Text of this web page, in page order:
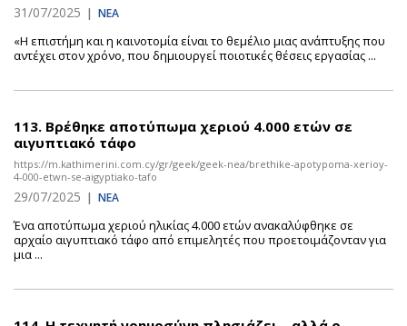
31/07/2025 | ΝΕΑ
«Η επιστήμη και η καινοτομία είναι το θεμέλιο μιας ανάπτυξης που
αντέχει στον χρόνο, που δημιουργεί ποιοτικές θέσεις εργασίας ...
113. Βρέθηκε αποτύπωμα χεριού 4.000 ετών σε
αιγυπτιακό τάφο
https://m.kathimerini.com.cy/gr/geek/geek-nea/brethike-apotypoma-xerioy-
4-000-etwn-se-aigyptiako-tafo
29/07/2025 | ΝΕΑ
Ένα αποτύπωμα χεριού ηλικίας 4.000 ετών ανακαλύφθηκε σε
αρχαίο αιγυπτιακό τάφο από επιμελητές που προετοιμάζονταν για
μια ...